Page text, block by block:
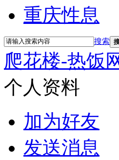
重庆性息
搜索
爬花楼-热饭
个人资料
加为好友
发送消息